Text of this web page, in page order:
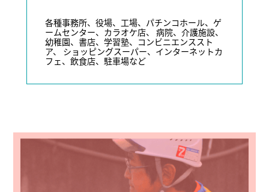
各種事務所、役場、工場、パチンコホール、ゲ
ームセンター、カラオケ店、 病院、介護施設、
幼稚園、書店、学習塾、コンビニエンススト
ア、 ショッピングスーパー、インターネットカ
フェ、飲食店、駐車場など